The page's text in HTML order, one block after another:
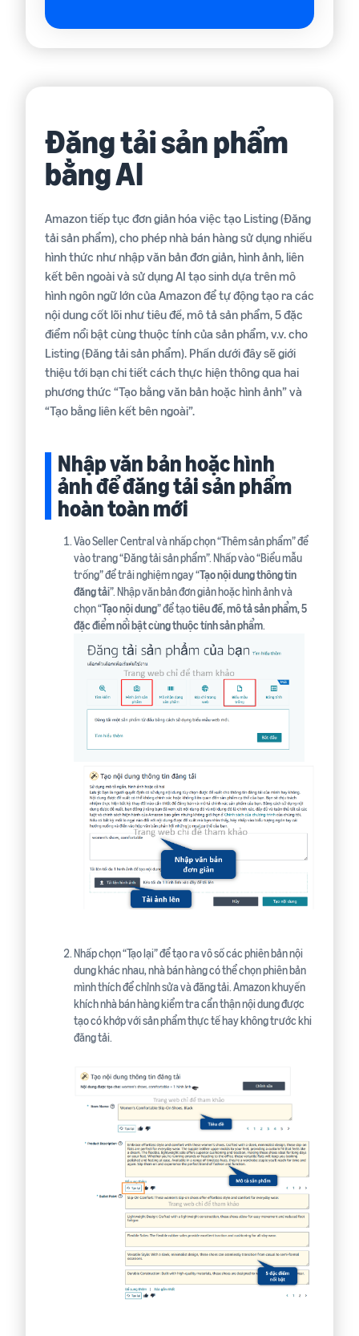
Đăng tải sản phẩm
bằng AI
Amazon tiếp tục đơn giản hóa việc tạo Listing (Đăng
tải sản phẩm), cho phép nhà bán hàng sử dụng nhiều
hình thức như nhập văn bản đơn giản, hình ảnh, liên
kết bên ngoài và sử dụng AI tạo sinh dựa trên mô
hình ngôn ngữ lớn của Amazon để tự động tạo ra các
nội dung cốt lõi như tiêu đề, mô tả sản phẩm, 5 đặc
điểm nổi bật cùng thuộc tính của sản phẩm, v.v. cho
Listing (Đăng tải sản phẩm). Phần dưới đây sẽ giới
thiệu tới bạn chi tiết cách thực hiện thông qua hai
phương thức “Tạo bằng văn bản hoặc hình ảnh” và
“Tạo bằng liên kết bên ngoài”.
Nhập văn bản hoặc hình
ảnh để đăng tải sản phẩm
hoàn toàn mới
Vào Seller Central và nhấp chọn “Thêm sản phẩm” để
vào trang “Đăng tải sản phẩm”. Nhấp vào “Biểu mẫu
trống” để trải nghiệm ngay “Tạo nội dung thông tin
đăng tải”. Nhập văn bản đơn giản hoặc hình ảnh và
chọn “Tạo nội dung” để tạotiêu đề, mô tả sản phẩm, 5
đặc điểm nổi bật cùng thuộc tính sản phẩm.
Nhấp chọn “Tạo lại” để tạo ra vô số các phiên bản nội
dung khác nhau, nhà bán hàng có thể chọn phiên bản
mình thích để chỉnh sửa và đăng tải. Amazon khuyến
khích nhà bán hàng kiểm tra cẩn thận nội dung được
tạo có khớp với sản phẩm thực tế hay không trước khi
đăng tải.